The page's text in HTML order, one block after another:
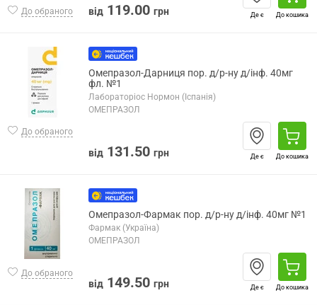
До обраного від 119.00 грн Де є До кошика
До обраного
Омепразол-Дарниця пор. д/р-ну д/інф. 40мг
фл. №1
Лабораторіос Нормон (Іспанія)
ОМЕПРАЗОЛ
від 131.50 грн Де є До кошика
До обраного
Омепразол-Фармак пор. д/р-ну д/інф. 40мг №1
Фармак (Україна)
ОМЕПРАЗОЛ
від 149.50 грн Де є До кошика